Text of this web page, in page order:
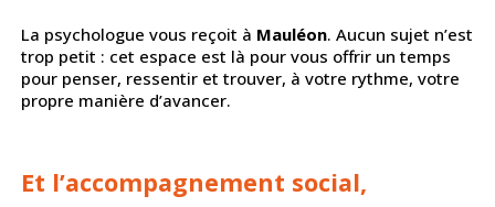
La psychologue vous reçoit à Mauléon. Aucun sujet n’est
trop petit : cet espace est là pour vous offrir un temps
pour penser, ressentir et trouver, à votre rythme, votre
propre manière d’avancer.
Et l’accompagnement social,